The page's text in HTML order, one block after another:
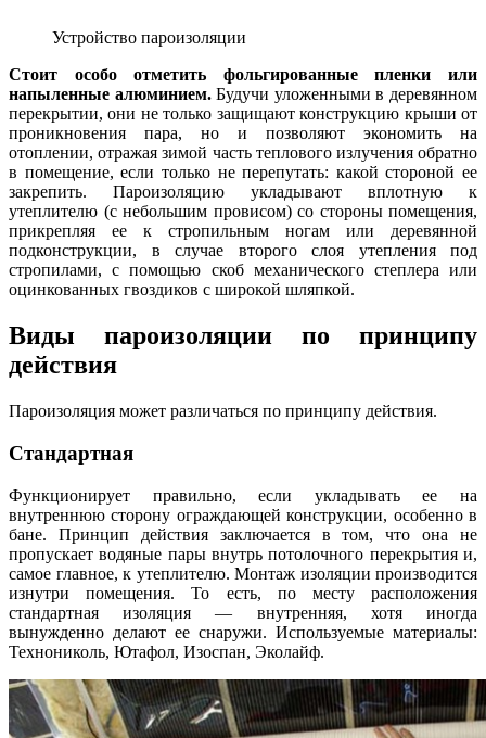
Устройство пароизоляции
Стоит особо отметить фольгированные пленки или
напыленные алюминием.Будучи уложенными в деревянном
перекрытии, они не только защищают конструкцию крыши от
проникновения пара, но и позволяют экономить на
отоплении, отражая зимой часть теплового излучения обратно
в помещение, если только не перепутать: какой стороной ее
закрепить. Пароизоляцию укладывают вплотную к
утеплителю (с небольшим провисом) со стороны помещения,
прикрепляя ее к стропильным ногам или деревянной
подконструкции, в случае второго слоя утепления под
стропилами, с помощью скоб механического степлера или
оцинкованных гвоздиков с широкой шляпкой.
Виды пароизоляции по принципу
действия
Пароизоляция может различаться по принципу действия.
Стандартная
Функционирует правильно, если укладывать ее на
внутреннюю сторону ограждающей конструкции, особенно в
бане. Принцип действия заключается в том, что она не
пропускает водяные пары внутрь потолочного перекрытия и,
самое главное, к утеплителю. Монтаж изоляции производится
изнутри помещения. То есть, по месту расположения
стандартная изоляция — внутренняя, хотя иногда
вынужденно делают ее снаружи. Используемые материалы:
Технониколь, Ютафол, Изоспан, Эколайф.